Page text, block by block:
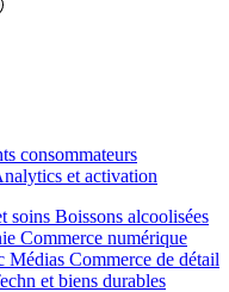
consommateurs
et activation
soins Boissons alcoolisées
Commerce numérique
Médias Commerce de détail
et biens durables